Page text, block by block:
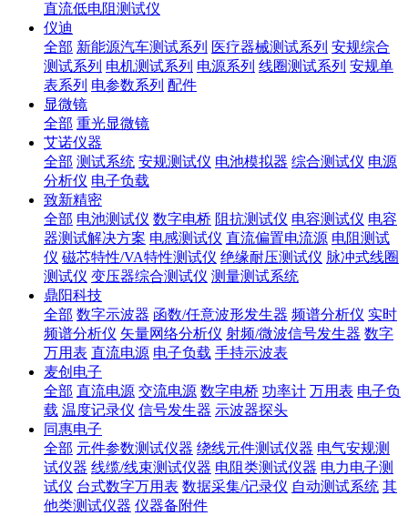
直流低电阻测试仪
仪迪
全部 新能源汽车测试系列 医疗器械测试系列 安规综合
测试系列 电机测试系列 电源系列 线圈测试系列 安规单
表系列 电参数系列 配件
显微镜
全部 重光显微镜
艾诺仪器
全部 测试系统 安规测试仪 电池模拟器 综合测试仪 电源
分析仪 电子负载
致新精密
全部 电池测试仪 数字电桥 阻抗测试仪 电容测试仪 电容
器测试解决方案 电感测试仪 直流偏置电流源 电阻测试
仪 磁芯特性/VA特性测试仪 绝缘耐压测试仪 脉冲式线圈
测试仪 变压器综合测试仪 测量测试系统
鼎阳科技
全部 数字示波器 函数/任意波形发生器 频谱分析仪 实时
频谱分析仪 矢量网络分析仪 射频/微波信号发生器 数字
万用表 直流电源 电子负载 手持示波表
麦创电子
全部 直流电源 交流电源 数字电桥 功率计 万用表 电子负
载 温度记录仪 信号发生器 示波器探头
同惠电子
全部 元件参数测试仪器 绕线元件测试仪器 电气安规测
试仪器 线缆/线束测试仪器 电阻类测试仪器 电力电子测
试仪 台式数字万用表 数据采集/记录仪 自动测试系统 其
他类测试仪器 仪器备附件